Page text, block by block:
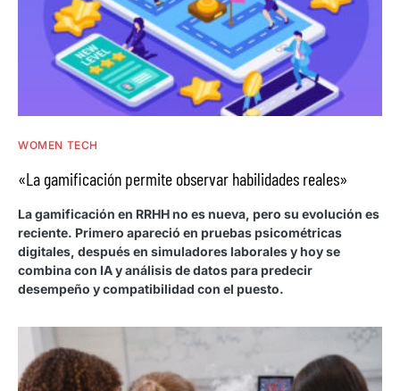
WOMEN TECH
«La gamificación permite observar habilidades reales»
La gamificación en RRHH no es nueva, pero su evolución es
reciente. Primero apareció en pruebas psicométricas
digitales, después en simuladores laborales y hoy se
combina con IA y análisis de datos para predecir
desempeño y compatibilidad con el puesto.